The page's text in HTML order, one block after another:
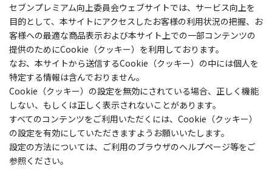
セブンプレミアム向上委員会ウェブサイトでは、サービス向上を
目的として、本サイトにアクセスしたお客様の利用状況の把握、お
客様への最適な商品表示および本サイト上での一部コンテンツの
提供のためにCookie（クッキー）を利用しております。
なお、本サイトから送信するCookie（クッキー）の中には個人を
特定する情報は含んでおりません。
Cookie（クッキー）の設定を無効にされている場合、正しく機能
しない、もしくは正しく表示されないことがあります。
すべてのコンテンツをご利用いただくには、Cookie（クッキー）
の設定を有効にしていただきますようお願いいたします。
設定の方法については、ご利用のブラウザのヘルプページ等をご
参照ください。